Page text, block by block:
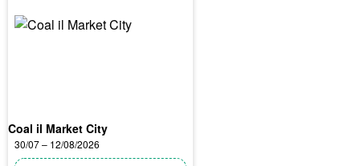
Coal il Market City
30/07 – 12/08/2026